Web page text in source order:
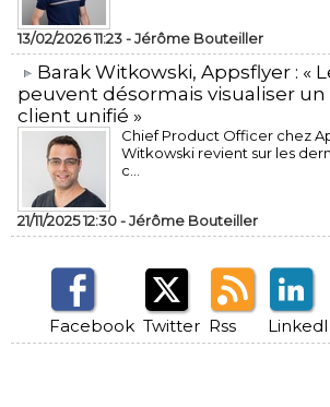
13/02/2026 11:23 -Jérôme Bouteiller
​Barak Witkowski, Appsflyer : «
peuvent désormais visualiser
client unifié »
Chief Product Officer chez
Witkowski revient sur les
c...
21/11/2025 12:30 -Jérôme Bouteiller
Facebook Twitter Rss